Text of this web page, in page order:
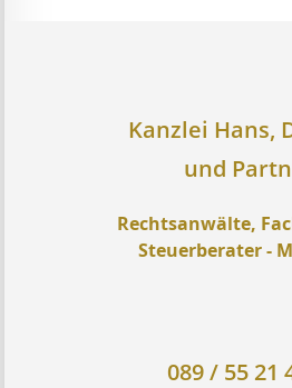
Kanzlei Hans,
und
Rechtsanwälte,
Steuerberater -
089 / 55 21